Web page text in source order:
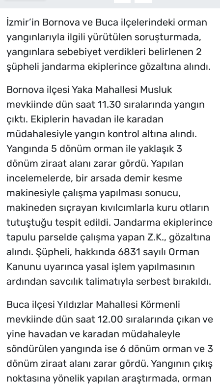
İzmir’in Bornova ve Buca ilçelerindeki orman
yangınlarıyla ilgili yürütülen soruşturmada,
yangınlara sebebiyet verdikleri belirlenen 2
şüpheli jandarma ekiplerince gözaltına alındı.
Bornova ilçesi Yaka Mahallesi Musluk
mevkiinde dün saat 11.30 sıralarında yangın
çıktı. Ekiplerin havadan ile karadan
müdahalesiyle yangın kontrol altına alındı.
Yangında 5 dönüm orman ile yaklaşık 3
dönüm ziraat alanı zarar gördü. Yapılan
incelemelerde, bir arsada demir kesme
makinesiyle çalışma yapılması sonucu,
makineden sıçrayan kıvılcımlarla kuru otların
tutuştuğu tespit edildi. Jandarma ekiplerince
tapulu parselde çalışma yapan Z.K., gözaltına
alındı. Şüpheli, hakkında 6831 sayılı Orman
Kanunu uyarınca yasal işlem yapılmasının
ardından savcılık talimatıyla serbest bırakıldı.
Buca ilçesi Yıldızlar Mahallesi Körmenli
mevkiinde dün saat 12.00 sıralarında çıkan ve
yine havadan ve karadan müdahaleyle
söndürülen yangında ise 6 dönüm orman ve 3
dönüm ziraat alanı zarar gördü. Yangının çıkış
noktasına yönelik yapılan araştırmada, orman